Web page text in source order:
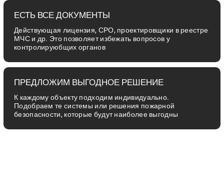
ЕСТЬ ВСЕ ДОКУМЕНТЫ
Действующая лицензия, СРО, проектировщики в реестре
МЧС и др. Это позволяет избежать вопросов у
контролируюбщих органов
ПРЕДЛОЖИМ ВЫГОДНОЕ РЕШЕНИЕ
К каждому объекту подходим индивидуально.
Подобраем те системы или решения пожарной
безопасности, которые будут наиболее выгодны